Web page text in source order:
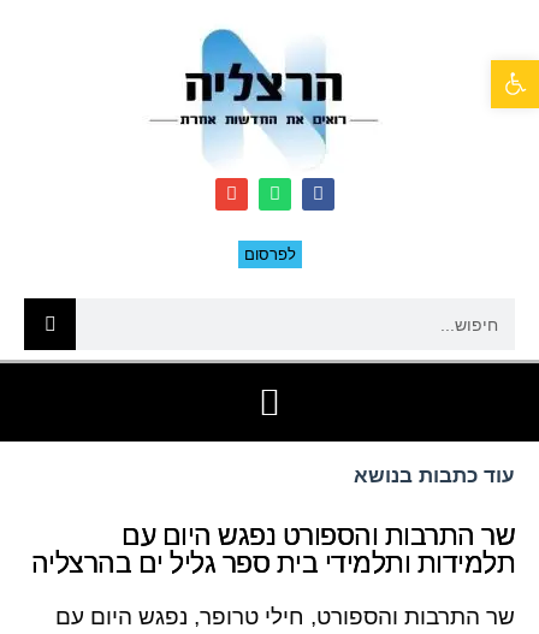
לפרסום
עוד כתבות בנושא
שר התרבות והספורט נפגש היום עם
תלמידות ותלמידי בית ספר גליל ים בהרצליה
שר התרבות והספורט, חילי טרופר, נפגש היום עם
פתח סרגל נגישות